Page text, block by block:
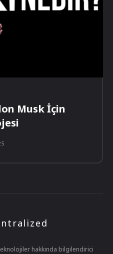
Musk İçin
hakkında bilgilendirici